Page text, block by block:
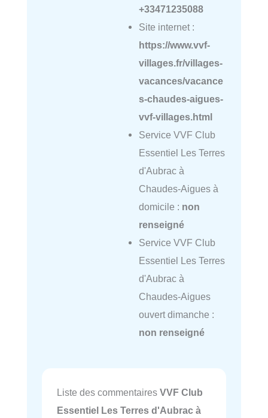
+33471235088
Site internet :
https://www.vvf-
villages.fr/villages-
vacances/vacance
s-chaudes-aigues-
vvf-villages.html
Service VVF Club
Essentiel Les Terres
d'Aubrac à
Chaudes-Aigues à
domicile : non
renseigné
Service VVF Club
Essentiel Les Terres
d'Aubrac à
Chaudes-Aigues
ouvert dimanche :
non renseigné
Liste des commentaires VVF Club
Essentiel Les Terres d'Aubrac à